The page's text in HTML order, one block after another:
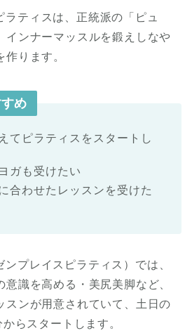
ティスは、正統派の「ピュ
インナーマッスルを鍛えしなや
ります。
め
てピラティスをスタートし
ガも受けたい
合わせたレッスンを受けた
プレイスピラティス）では、
意識を高める・美尻美脚など、
スンが用意されていて、土日の
らスタートします。